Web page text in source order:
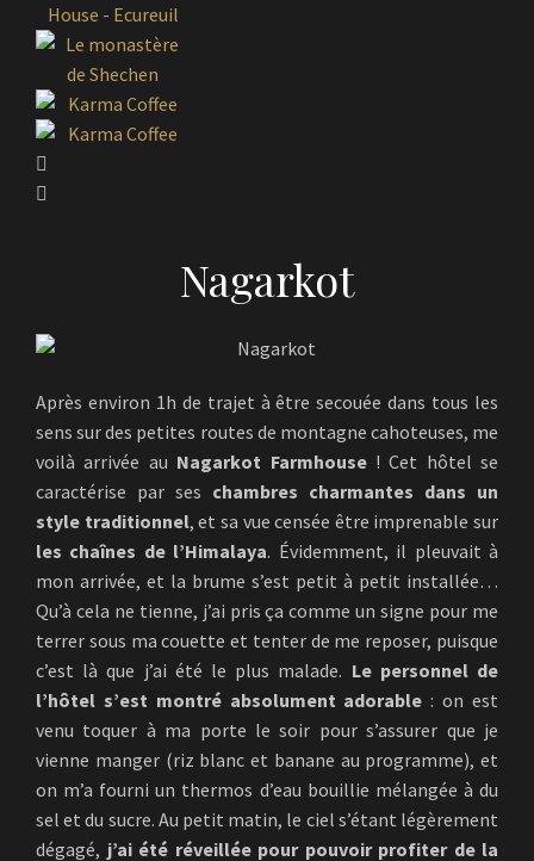
Nagarkot
Après environ 1h de trajet à être secouée dans tous les
sens sur des petites routes de montagne cahoteuses, me
voilà arrivée au Nagarkot Farmhouse! Cet hôtel se
caractérise par ses chambres charmantes dans un
style traditionnel, et sa vue censée être imprenable sur
les chaînes de l’Himalaya. Évidemment, il pleuvait à
mon arrivée, et la brume s’est petit à petit installée…
Qu’à cela ne tienne, j’ai pris ça comme un signe pour me
terrer sous ma couette et tenter de me reposer, puisque
c’est là que j’ai été le plus malade. Le personnel de
l’hôtel s’est montré absolument adorable : on est
venu toquer à ma porte le soir pour s’assurer que je
vienne manger (riz blanc et banane au programme), et
on m’a fourni un thermos d’eau bouillie mélangée à du
sel et du sucre. Au petit matin, le ciel s’étant légèrement
dégagé, j’ai été réveillée pour pouvoir profiter de la